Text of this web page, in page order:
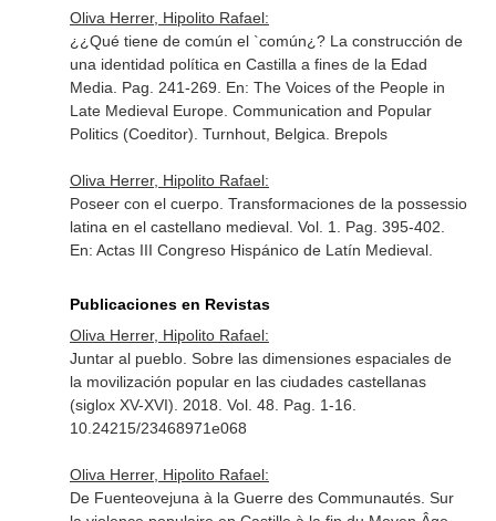
Oliva Herrer, Hipolito Rafael:
¿¿Qué tiene de común el `común¿? La construcción de
una identidad política en Castilla a fines de la Edad
Media. Pag. 241-269. En: The Voices of the People in
Late Medieval Europe. Communication and Popular
Politics (Coeditor) . Turnhout, Belgica. Brepols
Oliva Herrer, Hipolito Rafael:
Poseer con el cuerpo. Transformaciones de la possessio
latina en el castellano medieval. Vol. 1. Pag. 395-402.
En: Actas III Congreso Hispánico de Latín Medieval.
Publicaciones en Revistas
Oliva Herrer, Hipolito Rafael:
Juntar al pueblo. Sobre las dimensiones espaciales de
la movilización popular en las ciudades castellanas
(siglox XV-XVI). 2018. Vol. 48. Pag. 1-16.
10.24215/23468971e068
Oliva Herrer, Hipolito Rafael:
De Fuenteovejuna à la Guerre des Communautés. Sur